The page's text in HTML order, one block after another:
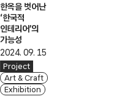
한옥을 벗어난
‘한국적
인테리어’의
가능성
2024. 09. 15
Project
Art & Craft
Exhibition